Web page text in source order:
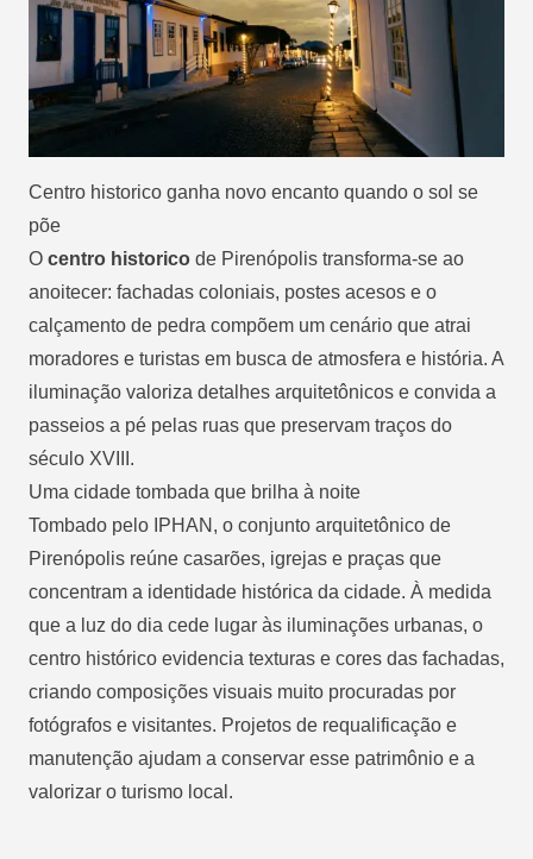
Centro historico ganha novo encanto quando o sol se
põe
O centro historico de Pirenópolis transforma-se ao
anoitecer: fachadas coloniais, postes acesos e o
calçamento de pedra compõem um cenário que atrai
moradores e turistas em busca de atmosfera e história. A
iluminação valoriza detalhes arquitetônicos e convida a
passeios a pé pelas ruas que preservam traços do
século XVIII.
Uma cidade tombada que brilha à noite
Tombado pelo IPHAN, o conjunto arquitetônico de
Pirenópolis reúne casarões, igrejas e praças que
concentram a identidade histórica da cidade. À medida
que a luz do dia cede lugar às iluminações urbanas, o
centro histórico evidencia texturas e cores das fachadas,
criando composições visuais muito procuradas por
fotógrafos e visitantes. Projetos de requalificação e
manutenção ajudam a conservar esse patrimônio e a
valorizar o turismo local.